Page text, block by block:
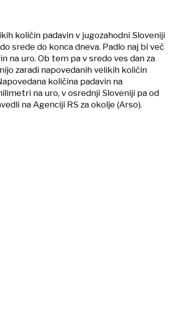
količin padavin v jugozahodni Sloveniji
srede do konca dneva. Padlo naj bi več
na uro. Ob tem pa v sredo ves dan za
zaradi napovedanih velikih količin
količina padavin na
na uro, v osrednji Sloveniji pa od
na Agenciji RS za okolje (Arso).